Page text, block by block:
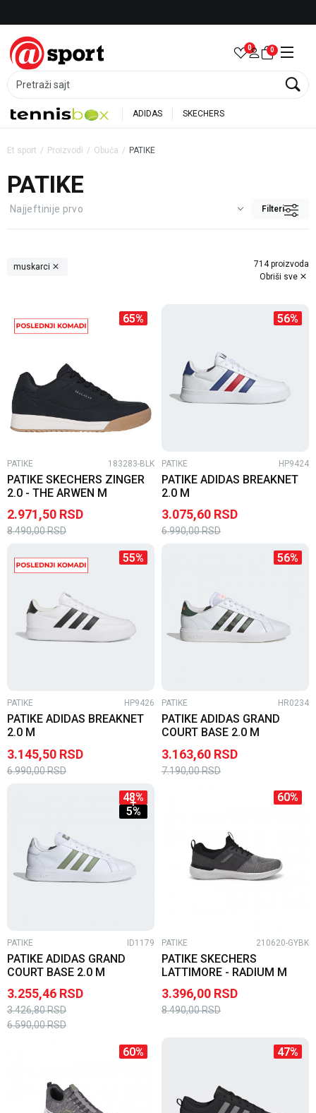
Pretraži sajt
0 0
ADIDAS SKECHERS
Et sport Proizvodi Obuća PATIKE
PATIKE
Filteri
muskarci
714 proizvoda
Obriši sve
65%
PATIKE 183283-BLK
PATIKE SKECHERS ZINGER
2.0 - THE ARWEN M
2.971,50 RSD
8.490,00RSD
56%
PATIKE HP9424
PATIKE ADIDAS BREAKNET
2.0 M
3.075,60 RSD
6.990,00RSD
55%
PATIKE HP9426
PATIKE ADIDAS BREAKNET
2.0 M
3.145,50 RSD
6.990,00RSD
56%
PATIKE HR0234
PATIKE ADIDAS GRAND
COURT BASE 2.0 M
3.163,60 RSD
7.190,00RSD
48%
5%
PATIKE ID1179
PATIKE ADIDAS GRAND
COURT BASE 2.0 M
3.255,46 RSD
3.426,80RSD
6.590,00RSD
60%
PATIKE 210620-GYBK
PATIKE SKECHERS
LATTIMORE - RADIUM M
3.396,00 RSD
8.490,00RSD
60% 47%